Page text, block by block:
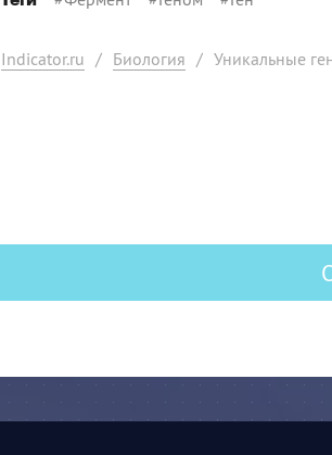
Indicator.ru / Биология / Уникальные